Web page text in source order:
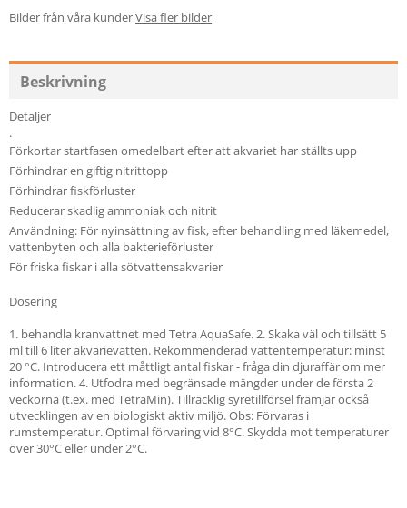
Bilder från våra kunderVisa fler bilder
Beskrivning
Detaljer
.
Förkortar startfasen omedelbart efter att akvariet har ställts upp
Förhindrar en giftig nitrittopp
Förhindrar fiskförluster
Reducerar skadlig ammoniak och nitrit
Användning: För nyinsättning av fisk, efter behandling med läkemedel,
vattenbyten och alla bakterieförluster
För friska fiskar i alla sötvattensakvarier
Dosering
1. behandla kranvattnet med Tetra AquaSafe. 2. Skaka väl och tillsätt 5
ml till 6 liter akvarievatten. Rekommenderad vattentemperatur: minst
20 °C. Introducera ett måttligt antal fiskar - fråga din djuraffär om mer
information. 4. Utfodra med begränsade mängder under de första 2
veckorna (t.ex. med TetraMin). Tillräcklig syretillförsel främjar också
utvecklingen av en biologiskt aktiv miljö. Obs: Förvaras i
rumstemperatur. Optimal förvaring vid 8°C. Skydda mot temperaturer
över 30°C eller under 2°C.